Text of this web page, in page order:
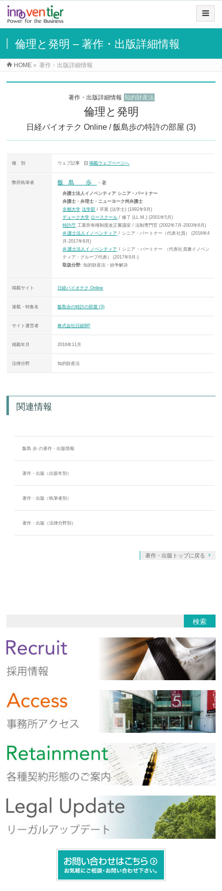
倫理と発明 – 著作・出版詳細情報
HOME » 著作・出版詳細情報
著作・出版詳細情報 知的財産法
倫理と発明
日経バイオテク Online / 飯島歩の特許の部屋 (3)
種 別 ウェブ記事 掲載ウェブページへ
弊所執筆者 飯島 歩 ・著
弁護士法人イノベンティア シニア・パートナー
弁護士・弁理士・ニューヨーク州弁護士
京都大学 法学部 / 卒業 (法学士) (1992年9月)
デューク大学 ロースクール / 修了 (LL.M.) (2001年5月)
特許庁 工業所有権制度改正審議室 / 法制専門官 (2002年7月-2003年6月)
弁護士法人イノベンティア / シニア・パートナー（代表社員） (2016年4
月-2017年8月)
弁護士法人イノベンティア / シニア・パートナー （代表社員兼イノベン
ティア・グループ代表） (2017年9月-)
取扱分野: 知的財産法・紛争解決
掲載サイト 日経バイオテク Online
連載・特集名 飯島歩の特許の部屋 (3)
サイト運営者 株式会社日経BP
掲載年月 2016年11月
法律分野 知的財産法
関連情報
飯島 歩 の著作・出版情報
著作・出版（出版年別）
著作・出版（執筆者別）
著作・出版（法律分野別）
著作・出版トップに戻る